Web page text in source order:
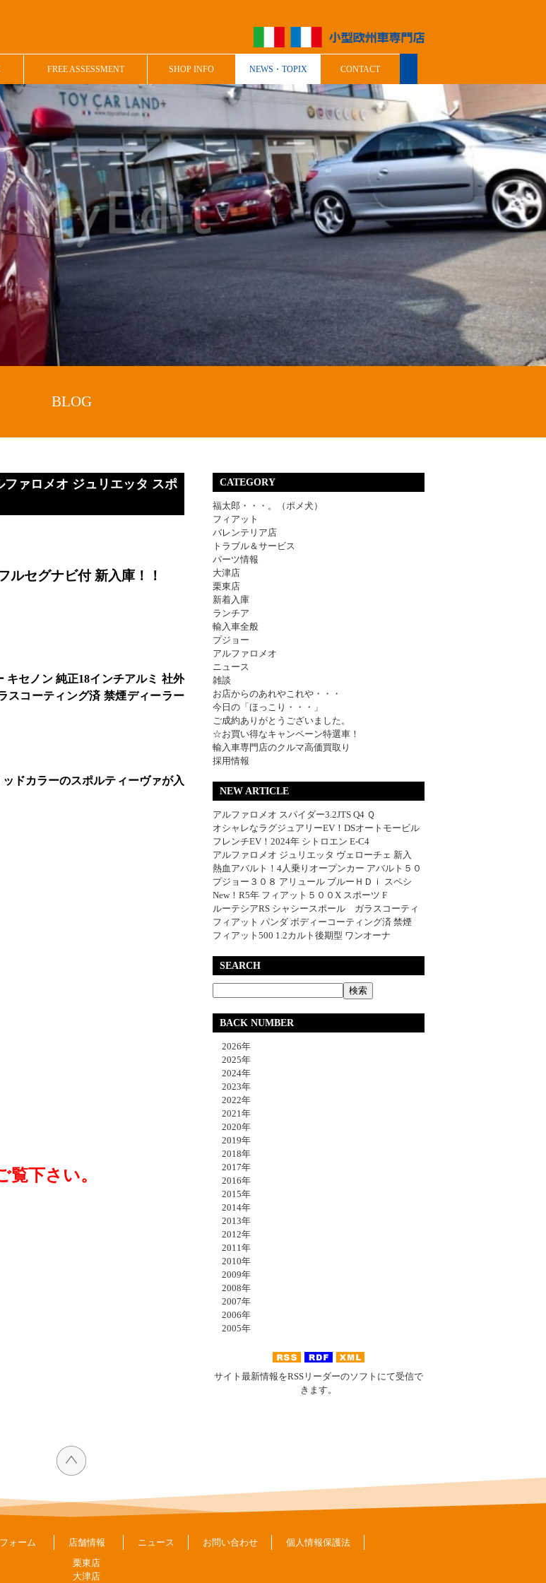
FREE ASSESSMENT SHOP INFO NEWS・TOPIX CONTACT
BLOG
ァロメオ ジュリエッタ スポ
ルセグナビ付 新入庫！！
キセノン 純正18インチアルミ 社外
スコーティング済 禁煙ディーラー
ドカラーのスポルティーヴァが入
下さい。
CATEGORY
福太郎・・・。（ポメ犬）
フィアット
バレンテリア店
トラブル＆サービス
パーツ情報
大津店
栗東店
新着入庫
ランチア
輸入車全般
プジョー
アルファロメオ
ニュース
雑談
お店からのあれやこれや・・・
今日の「ほっこり・・・」
ご成約ありがとうございました。
☆お買い得なキャンペーン特選車！
輸入車専門店のクルマ高価買取り
採用情報
NEW ARTICLE
アルファロメオ スパイダー3.2JTS Q4 Ｑ
オシャレなラグジュアリーEV！DSオートモービル
フレンチEV！2024年 シトロエン E-C4
アルファロメオ ジュリエッタ ヴェローチェ 新入
熱血アバルト！4人乗りオープンカー アバルト５０
プジョー３０８ アリュール ブルーＨＤｉ スペシ
New！R5年 フィアット５００X スポーツ F
ルーテシアRS シャシースポール ガラスコーティ
フィアット パンダ ボディーコーティング済 禁煙
フィアット500 1.2カルト後期型 ワンオーナ
SEARCH
BACK NUMBER
2026年
2025年
2024年
2023年
2022年
2021年
2020年
2019年
2018年
2017年
2016年
2015年
2014年
2013年
2012年
2011年
2010年
2009年
2008年
2007年
2006年
2005年
サイト最新情報をRSSリーダーのソフトにて受信で
きます。
ォーム
店舗情報
栗東店
大津店
ニュース お問い合わせ 個人情報保護法